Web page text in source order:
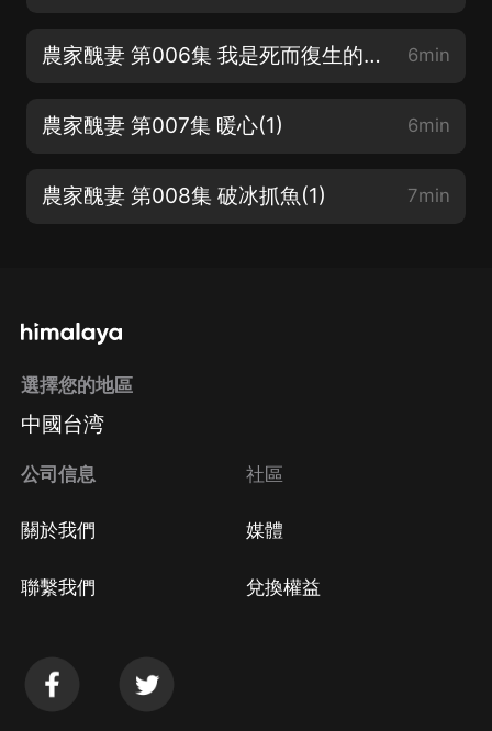
農家醜妻 第006集 我是死而復生的2(2) 6min
農家醜妻 第007集 暖心(1) 6min
農家醜妻 第008集 破冰抓魚(1) 7min
選擇您的地區
中國台湾
公司信息
關於我們
聯繫我們
社區
媒體
兌換權益